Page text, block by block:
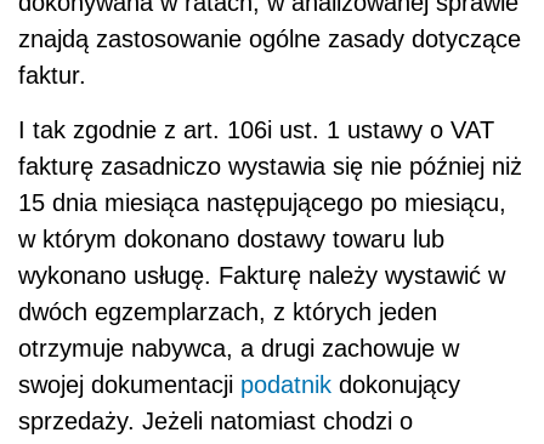
znajdą zastosowanie ogólne zasady dotyczące
faktur.
I tak zgodnie z art. 106i ust. 1 ustawy o VAT
fakturę zasadniczo wystawia się nie później niż
15 dnia miesiąca następującego po miesiącu,
w którym dokonano dostawy towaru lub
wykonano usługę. Fakturę należy wystawić w
dwóch egzemplarzach, z których jeden
otrzymuje nabywca, a drugi zachowuje w
swojej dokumentacji podatnik dokonujący
sprzedaży. Jeżeli natomiast chodzi o